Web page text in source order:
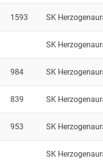
1593 SK
SK
984 SK
839 SK
953 SK
SK